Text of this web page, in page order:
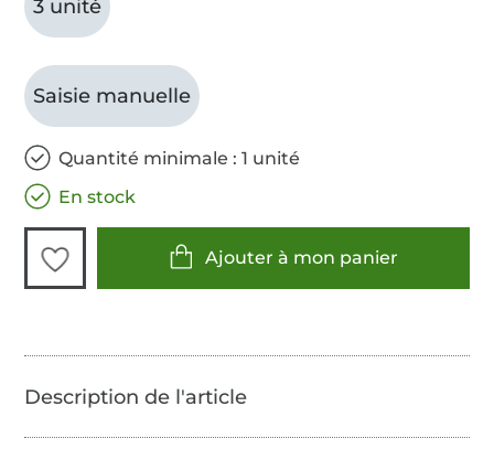
3 unité
Saisie manuelle
Quantité minimale : 1 unité
En stock
Ajouter à mon panier